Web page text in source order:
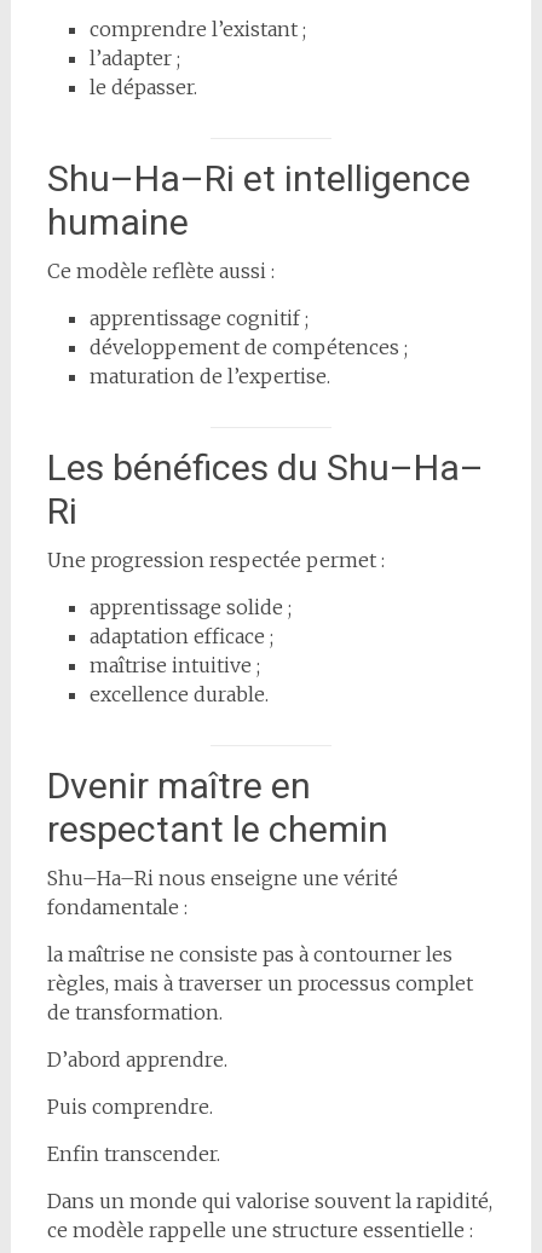
comprendre l’existant ;
l’adapter ;
le dépasser.
Shu–Ha–Ri et intelligence
humaine
Ce modèle reflète aussi :
apprentissage cognitif ;
développement de compétences ;
maturation de l’expertise.
Les bénéfices du Shu–Ha–
Ri
Une progression respectée permet :
apprentissage solide ;
adaptation efficace ;
maîtrise intuitive ;
excellence durable.
Dvenir maître en
respectant le chemin
Shu–Ha–Ri nous enseigne une vérité
fondamentale :
la maîtrise ne consiste pas à contourner les
règles, mais à traverser un processus complet
de transformation.
D’abord apprendre.
Puis comprendre.
Enfin transcender.
Dans un monde qui valorise souvent la rapidité,
ce modèle rappelle une structure essentielle :